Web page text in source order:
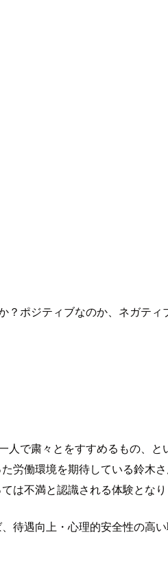
ポジティブなのか、ネガテ
人で粛々とをすすめるもの、
労働環境を期待している鈴木
は不満と認識される体験となり
待遇向上・心理的安全性の